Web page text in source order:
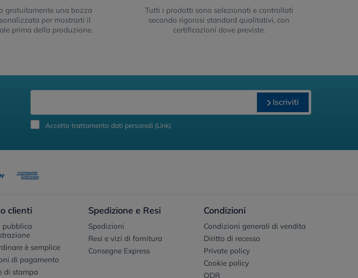
gratuitamente una bozza
per mostrarti il
prima della produzione.
Tutti i prodotti sono selezionati e controllati
secondo rigorosi standard qualitativi, con
certificazioni dove previste.
Iscriviti
Accetto trattamento dati personali (Link)
clienti
pubblica
è semplice
di pagamento
di stampa
Spedizione e Resi
Spedizioni
Resi e vizi di fornitura
Consegne Express
Condizioni
Condizioni generali di vendita
Diritto di recesso
Private policy
Cookie policy
ODR